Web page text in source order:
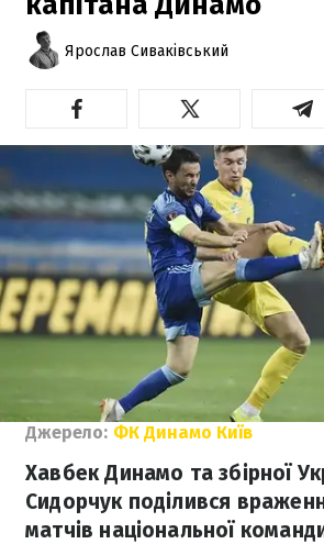
Ярослав Сиваківський
Джерело: ФК Динамо Київ
Хавбек Динамо та збірної
Сидорчук поділився
матчів національної